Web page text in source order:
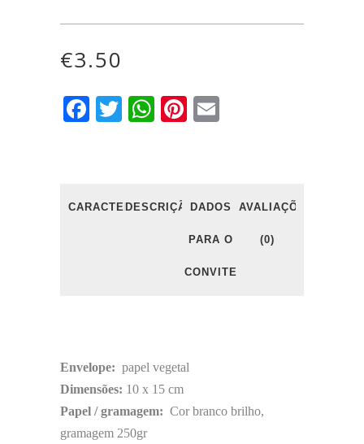
€3.50
Facebook
TwitterWhatsApp
Pinterest
CARACTERÍSTICAS
DESCRIÇÃODADOS
PARA O
CONVITE
AVALIAÇÕES
(0)
Envelope: papel vegetal
Dimensões: 10 x 15 cm
Papel / gramagem: Cor branco brilho,
gramagem 250gr